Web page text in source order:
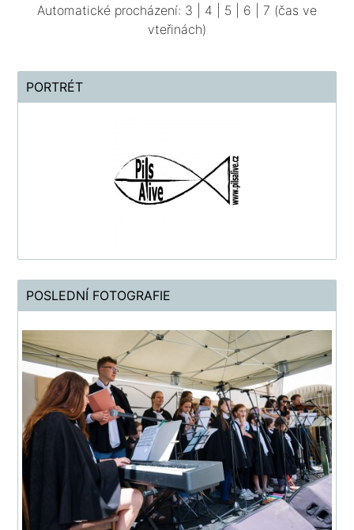
Automatické procházení: 3 4 5 6 7 (čas ve
vteřinách)
PORTRÉT
POSLEDNÍ FOTOGRAFIE